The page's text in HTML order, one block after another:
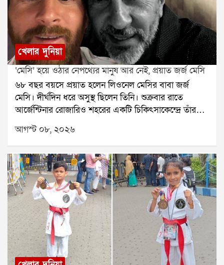
খেলার দুনিয়া
‘মেসি’ হয়ে ওঠার নেপথ্যের মানুষ আর নেই, প্রয়াত জর্জ মেসি
৬৮ বছর বয়সে প্রয়াত হলেন লিওনেল মেসির বাবা জর্জ
মেসি। দীর্ঘদিন ধরে অসুস্থ ছিলেন তিনি। শুক্রবার রাতে
আর্জেন্টিনার রোজারিও শহরের একটি চিকিৎসাকেন্দ্রে তাঁর
মৃত্যু হয়েছে বলে মেসির পরিবারের তরফে নিশ্চিত করা
হয়েছে। তাঁর মৃত্যুতে শোকের ছায়া নেমে এসেছে ফুটবল
মহলেজর্জ মেসি শুধু লিওনেল মেসির বাবা ছিলেন না, ছেলের
দীর্ঘদিনের এজেন্ট ও পরামর্শদাতাও ছিলেন। মেসির
ফুটবলজীবনের শুরু থেকে তাঁর পাশে ছিলেন জর্জ। ছেলের
প্রতিভার উপর আস্থা রেখে ছোটবেলা থেকেই তাঁকে এগিয়ে
নিয়ে যাওয়ার ক্ষেত্রে গুরুত্বপূর্ণ ভূমিকা নিয়েছিলেন তিনি।
রোজারিওতেই ছোটবেলায় ফুটবলের হাতেখড়ি হয়েছিল
মেসির। নিউওয়েলস ওল্ড বয়েজের যুব দলে খেলার সময় তাঁর
প্রতিভা নজর কাড়ে। শারীরিক বৃদ্ধির জন্য হরমোনের
চিকিৎসার প্রয়োজন ছিল মেসির। সেই পরিস্থিতিতে ছেলের
ভবিষ্যতের কথা ভেবে জর্জই তাঁকে নিয়ে স্পেনে যাওয়ার
আগস্ট ০৮, ২০২৬